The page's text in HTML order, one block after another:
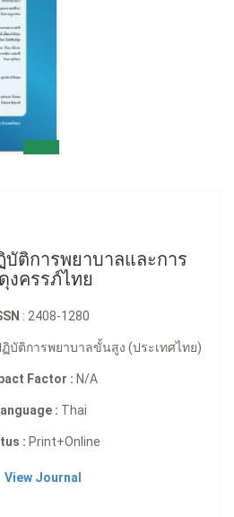
บัติการพยาบาลและการ
งครรภ์ไทย
: 2408-1280
บัติการพยาบาลขั้นสูง (ประเทศไทย)
Factor : N/A
: Thai
: Print+Online
View Journal